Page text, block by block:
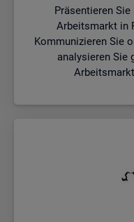
Präsentieren
Arbeitsmarkt in
Kommunizieren Sie
analysieren Sie